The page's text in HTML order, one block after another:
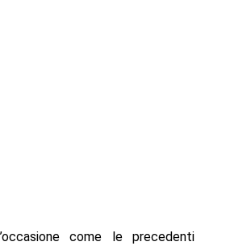
come le precedenti